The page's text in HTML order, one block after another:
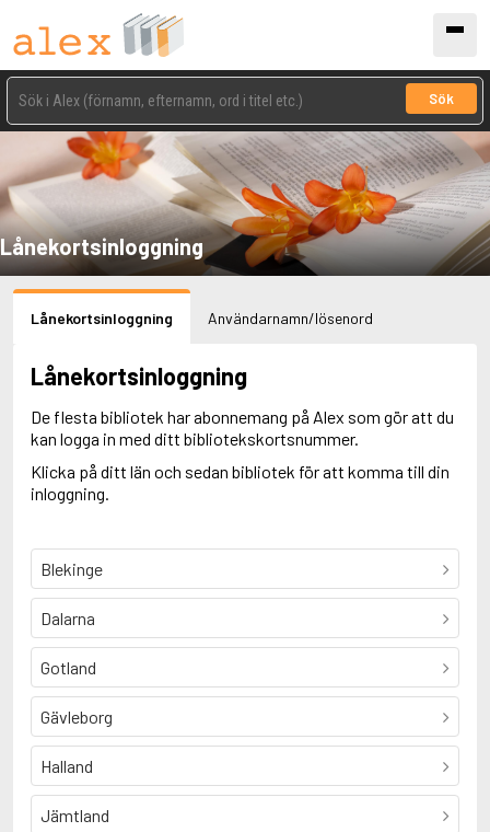
Sök
Lånekortsinloggning
Lånekortsinloggning Användarnamn/lösenord
Lånekortsinloggning
De flesta bibliotek har abonnemang på Alex som gör att du
kan logga in med ditt bibliotekskortsnummer.
Klicka på ditt län och sedan bibliotek för att komma till din
inloggning.
Blekinge
Dalarna
Gotland
Gävleborg
Halland
Jämtland